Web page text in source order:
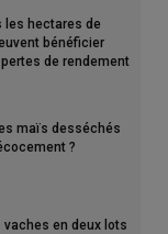
les hectares de
bénéficier
de rendement
maïs desséchés
?
en deux lots